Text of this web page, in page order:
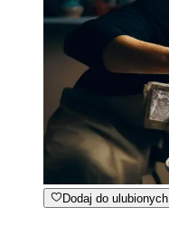
Dodaj do ulubionych